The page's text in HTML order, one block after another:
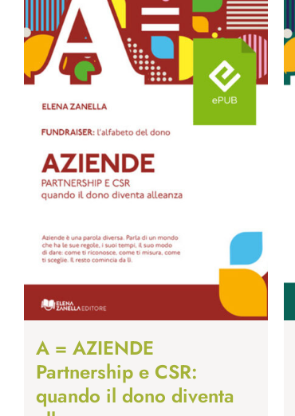
A = AZIENDE
Partnership e CSR:
quando il dono diventa